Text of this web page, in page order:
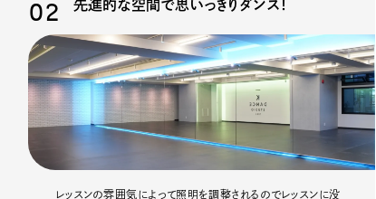
02 先進的な空間で思いっきりダンス！
レッスンの雰囲気によって照明を調整されるのでレッスンに没